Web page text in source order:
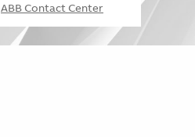
ABB Contact Center